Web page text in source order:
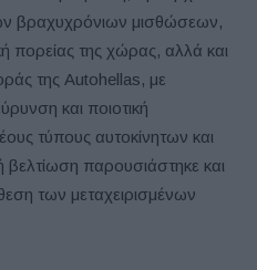
βραχυχρόνιων μισθώσεων,
πορείας της χώρας, αλλά και
της Autohellas, με
και ποιοτική
τύπους αυτοκίνητων και
βελτίωση παρουσιάστηκε και
των μεταχειρισμένων